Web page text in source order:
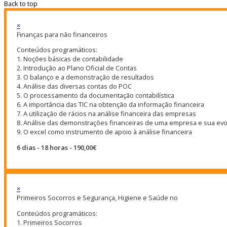
Back to top
×
Finanças para não financeiros
Conteúdos programáticos:
1. Noções básicas de contabilidade
2. Introdução ao Plano Oficial de Contas
3. O balanço e a demonstração de resultados
4. Análise das diversas contas do POC
5. O processamento da documentação contabilística
6. A importância das TIC na obtenção da informação financeira
7. A utilização de rácios na análise financeira das empresas
8. Análise das demonstrações financeiras de uma empresa e sua
9. O excel como instrumento de apoio à análise financeira
6 dias - 18 horas - 190,00€
×
Primeiros Socorros e Segurança, Higiene e Saúde no
Conteúdos programáticos:
1. Primeiros Socorros